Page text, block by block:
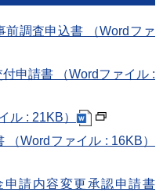
調査申込書 （Wordファ
申請書 （Wordファイル :
ル : 21KB）
Wordファイル : 16KB）
請内容変更承認申請書